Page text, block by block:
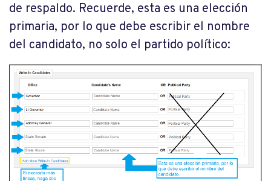
de respaldo. Recuerde, esta es una elección
primaria, por lo que debe escribir el nombre
del candidato, no solo el partido político: